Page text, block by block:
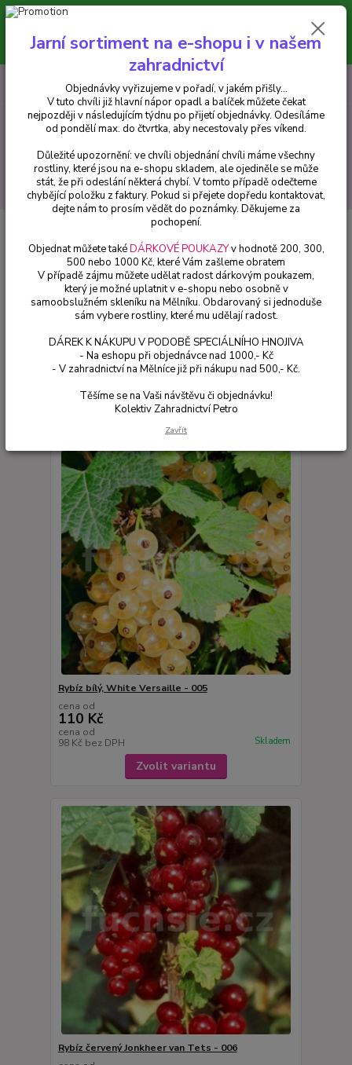
Minimální hodnota pro odeslání z e-shopu je 300 Kč.
V tuto chvíli již hlavní nápor objednávek opadl a balíček můžete čekat
nejpozději v následujícím týdnu po přijetí objednávky. Objednávky
vyřizujeme v pořadí, v jakém přišly...
Menu
CZK
Hledat
+420 602 223 614
Drobné ovoce
Upřesnit parametry
Nejnovější Nejlevnější Nejdražší
strana z 1
Rybíz bílý, White Versaille - 005
cena od
110 Kč
cena od
98 Kč bez DPH Skladem
Zvolit variantu
Rybíz červený Jonkheer van Tets - 006
Jarní sortiment na e-shopu i v našem
zahradnictví
Objednávky vyřizujeme v pořadí, v jakém přišly...
V tuto chvíli již hlavní nápor opadl a balíček můžete čekat
nejpozději v následujícím týdnu po přijetí objednávky. Odesíláme
od pondělí max. do čtvrtka, aby necestovaly přes víkend.
Důležité upozornění: ve chvíli objednání chvíli máme všechny
rostliny, které jsou na e-shopu skladem, ale ojediněle se může
stát, že při odeslání některá chybí. V tomto případě odečteme
chybějící položku z faktury. Pokud si přejete dopředu kontaktovat,
dejte nám to prosím vědět do poznámky. Děkujeme za
pochopení.
Objednat můžete takéDÁRKOVÉ POUKAZYv hodnotě 200, 300,
500 nebo 1000 Kč, které Vám zašleme obratem
V případě zájmu můžete udělat radost dárkovým poukazem,
který je možné uplatnit v e-shopu nebo osobně v
samoobslužném skleníku na Mělníku. Obdarovaný si jednoduše
sám vybere rostliny, které mu udělají radost.
DÁREK K NÁKUPU V PODOBĚ SPECIÁLNÍHO HNOJIVA
- Na eshopu při objednávce nad 1000,- Kč
- V zahradnictví na Mělníce již při nákupu nad 500,- Kč.
Těšíme se na Vaši návštěvu či objednávku!
Kolektiv Zahradnictví Petro
Zavřít